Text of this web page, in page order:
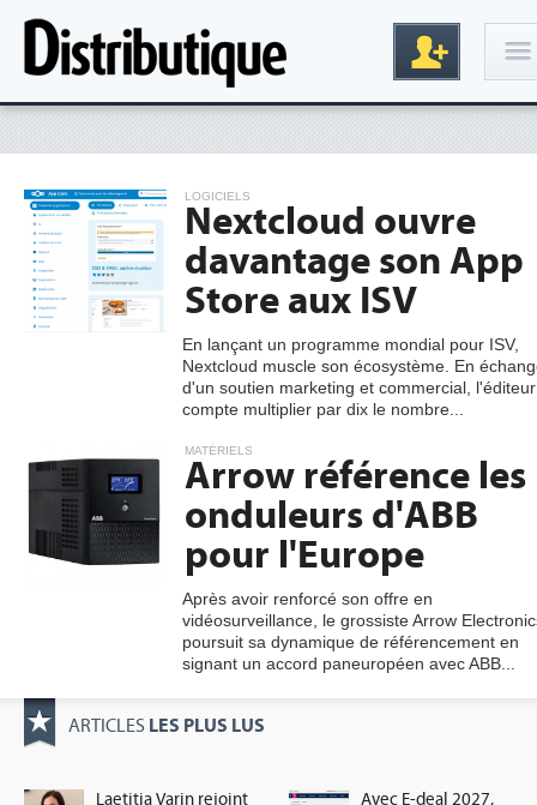
Inscription
gratuite
LOGICIELS
Nextcloud ouvre
davantage son App
Store aux ISV
En lançant un programme mondial pour ISV,
Nextcloud muscle son écosystème. En
d'un soutien marketing et commercial, l'éditeur
compte multiplier par dix le nombre...
MATÉRIELS
Arrow référence les
onduleurs d'ABB
pour l'Europe
Après avoir renforcé son offre en
vidéosurveillance, le grossiste Arrow
poursuit sa dynamique de référencement en
signant un accord paneuropéen avec ABB...
ARTICLES LES PLUS LUS
Laetitia Varin rejoint
Avec E-deal 2027,